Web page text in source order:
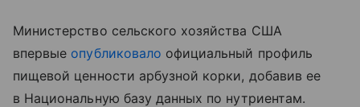
Министерство сельского хозяйства США
впервые опубликовало официальный профиль
пищевой ценности арбузной корки, добавив ее
в Национальную базу данных по нутриентам.